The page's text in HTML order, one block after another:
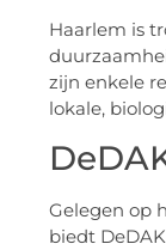
Haarlem is
zijn enkele
lokale,
Gelegen op
biedt